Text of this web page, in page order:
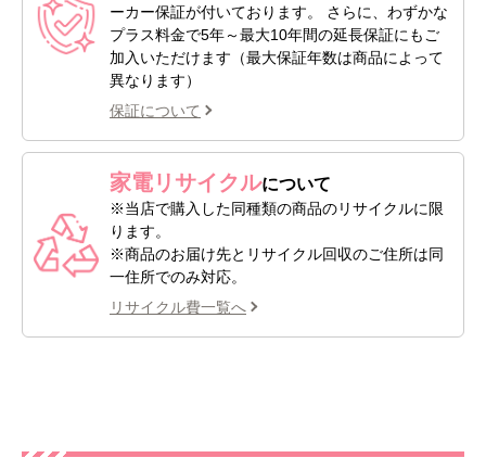
ーカー保証が付いております。 さらに、わずかな
プラス料金で5年～最大10年間の延長保証にもご
加入いただけます（最大保証年数は商品によって
異なります）
保証について
家電リサイクルについて
※当店で購入した同種類の商品のリサイクルに限
ります。
※商品のお届け先とリサイクル回収のご住所は同
一住所でのみ対応。
リサイクル費一覧へ